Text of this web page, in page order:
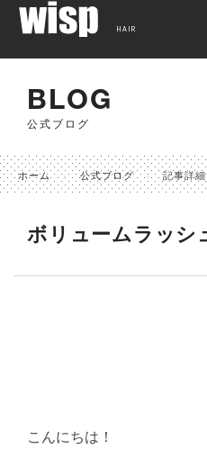
BLOG
公式ブログ
ホーム 公式ブログ 記事詳細
ボリュームラッシ
こんにちは！
HAIR